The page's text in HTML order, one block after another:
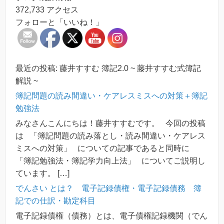
い
(
新
し
い
ウ
ィ
ウ
で
ま
す
ウ
で
開
き
ま
す
)
ド
ウ
で
開
き
)
372,733 アクセス
フォローと「いいね！」
最近の投稿: 藤井すすむ 簿記2.0 ~ 藤井すすむ式簿記
解説 ~
簿記問題の読み間違い・ケアレスミスへの対策＋簿記
勉強法
みなさんこんにちは！藤井すすむです。 今回の投稿
は 「簿記問題の読み落とし・読み間違い・ケアレス
ミスへの対策」 についての記事であると同時に
「簿記勉強法・簿記学力向上法」 についてご説明し
ています。 […]
でんさい とは？ 電子記録債権・電子記録債務 簿
記での仕訳・勘定科目
電子記録債権（債務）とは、電子債権記録機関（でん